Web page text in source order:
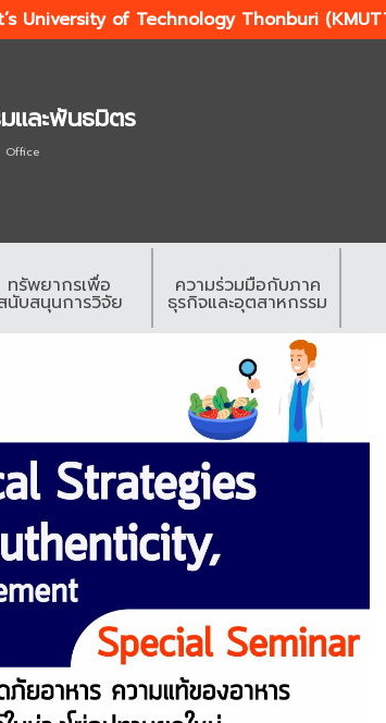
University of Technology Thonburi
และพันธมิตร
Office
ทรัพยากรเพื่อ
นับสนุนการวิจัย
ความร่วมมือกับภาค
ธุรกิจและอุตสาหกรรม